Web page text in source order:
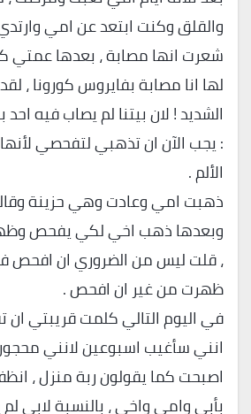
والقلق وكنت ابتعد عن امي
شعرت انها مصابة ، بعدها عمتي
لها انا مصابة بفايروس كورونا ،
الشديد ! لان بيتنا لم يصاب فيه
: يجب الآن ان تذهبي لتفحصي
الألم .
ذهبت امي وعادت وهي حزينة
وبعدها ذهب اخي لكي يفحص
، قلت ليس من الضروري ان افحص
ظهرت من غير ان افحص .
في اليوم التالي كلمت قريبتي
انني سأغيب اسبوعين لانني
اصبحت كما يقولون ربة منزل ،
بأبي وامي واخي ، بالنسبة لابي